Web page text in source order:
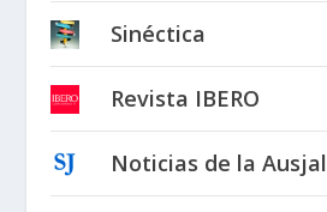
Sinéctica
Revista IBERO
Noticias de la Ausjal